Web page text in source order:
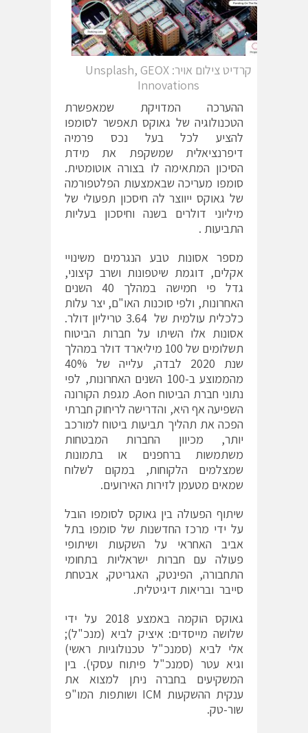
קרדיט צילום אויר: Unsplash, GEOX
Innovations
ההערכה המדויקת שמאפשרת
הטכנולוגיה של גאוקס תאפשר לסומפו
להציע לכל בעל נכס פרמיה
דיפרנציאלית שמשקפת את מידת
הסיכון המתאימה לו בצורה אוטומטית.
סומפו מעריכה שבאמצעות הפלטפורמה
של גאוקס ייווצר לה חיסכון תפעולי של
מיליוני דולרים בשנה וחיסכון בעליות
התביעות .
מספר אסונות טבע הנגרמים משינויי
אקלים, דוגמת שיטפונות ושרב קיצוני,
גדל פי חמישה במהלך 40 השנים
האחרונות, ולפי סוכנות האו"ם, יצר עלות
כלכלית עולמית של 3.64 טריליון דולר.
אסונות אלו השיתו על חברות הביטוח
תשלומים של 100 מיליארד דולר במהלך
שנת 2020 לבדה, עלייה של 40%
מהממוצע ב-100 השנים האחרונות, לפי
נתוני חברת הביטוח Aon. מגפת הקורונה
השפיעה אף היא, והדרישה לריחוק חברתי
הפכה את תהליך תביעות ביטוח למורכב
יותר, מכיוון החברות המבטחות
משתמשות ברחפנים או בתמונות
שמצלמים הלקוחות, במקום לשלוח
שמאים מטעמן לזירות האירועים.
שיתוף הפעולה בין גאוקס לסומפו הובל
על ידי מרכז החדשנות של סומפו בתל
אביב האחראי על השקעות ושיתופי
פעולה עם חברות ישראליות בתחומי
התחבורה, הפינטק, האגריטק, אבטחת
סייבר ובריאות דיגיטלית.
גאוקס הוקמה באמצע 2018 על ידי
שלושה מייסדים: איציק לביא (מנכ"ל);
אלי לביא (סמנכ"ל טכנולוגיות ראשי)
וגיא עטר (סמנכ"ל פיתוח עסקי). בין
המשקיעים בחברה ניתן למצוא את
ענקית ההשקעות ICM ושותפות המו"פ
שור-טק.